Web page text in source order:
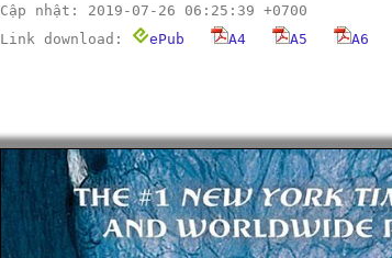
Cập nhật: 2019-07-26 06:25:39 +0700
Link download:
ePub A4 A5 A6